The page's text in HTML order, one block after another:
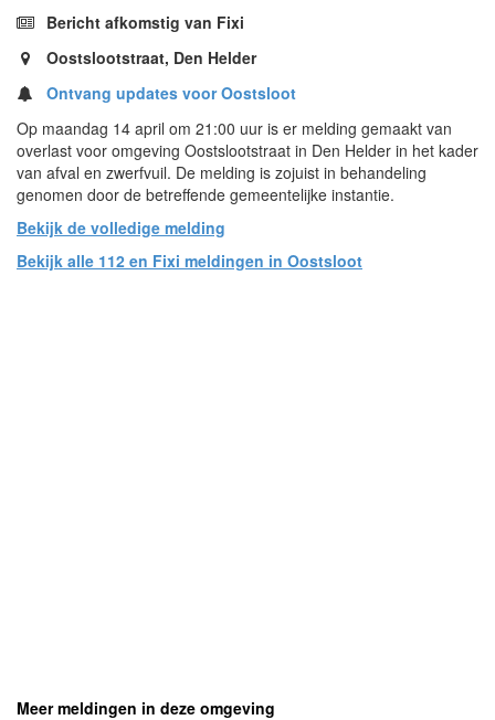
Bericht afkomstig van Fixi
Oostslootstraat, Den Helder
Ontvang updates voor Oostsloot
Op maandag 14 april om 21:00 uur is er melding gemaakt van
overlast voor omgeving Oostslootstraat in Den Helder in het kader
van afval en zwerfvuil. De melding is zojuist in behandeling
genomen door de betreffende gemeentelijke instantie.
Bekijk de volledige melding
Bekijk alle 112 en Fixi meldingen in Oostsloot
Meer meldingen in deze omgeving